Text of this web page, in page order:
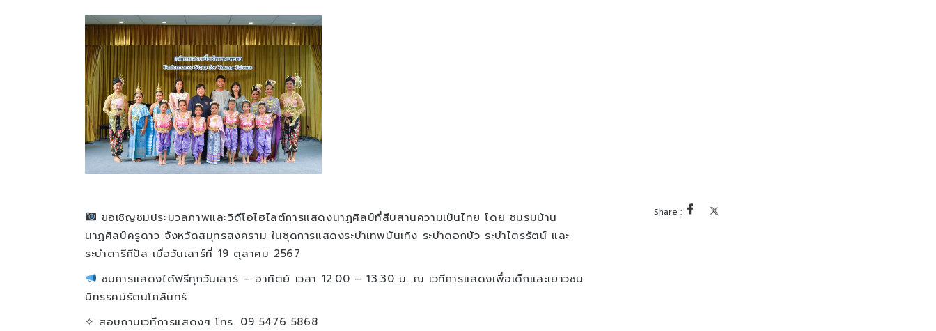
ขอเชิญชมประมวลภาพและวิดีโอไฮไลต์การแสดงนาฏศิลป์ที่สืบสานความเป็นไทย โดย ชมรมบ้าน
นาฏศิลป์ครูดาว จังหวัดสมุทรสงคราม ในชุดการแสดงระบำเทพบันเทิง ระบำดอกบัว ระบำไตรรัตน์ และ
ระบำตารีกีปัส เมื่อวันเสาร์ที่ 19 ตุลาคม 2567
ชมการแสดงได้ฟรีทุกวันเสาร์ – อาทิตย์ เวลา 12.00 – 13.30 น. ณ เวทีการแสดงเพื่อเด็กและเยาวชน
นิทรรศน์รัตนโกสินทร์
✧ สอบถามเวทีการแสดงฯ โทร. 09 5476 5868